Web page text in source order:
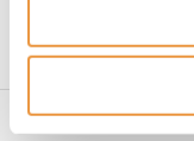
voor uw tweewieler